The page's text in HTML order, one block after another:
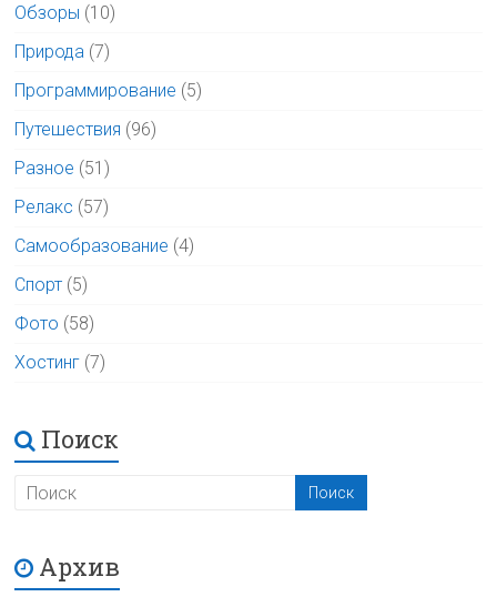
Обзоры (10)
Природа (7)
Программирование (5)
Путешествия (96)
Разное (51)
Релакс (57)
Самообразование (4)
Спорт (5)
Фото (58)
Хостинг (7)
Поиск
Архив